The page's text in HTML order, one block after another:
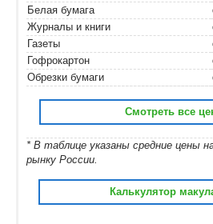
Белая бумага
Журналы и книги
Газеты
Гофрокартон
Обрезки бумаги
Смотреть все
* В таблице указаны средние цены
рынку России.
Калькулятор